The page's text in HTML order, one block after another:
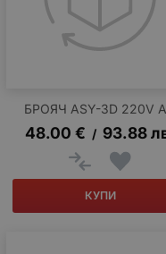
БРОЯЧ ASY-3D 220V
48.00 € / 93.88
КУПИ